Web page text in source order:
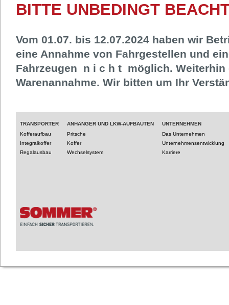
BITTE UNBEDINGT
Vom 01.07. bis 12.07.2024 haben wir
eine Annahme von Fahrgestellen und
Fahrzeugen n i c h t möglich. Weiterhin
Warenannahme. Wir bitten um Ihr
TRANSPORTER
Kofferaufbau
Integralkoffer
Regalausbau
ANHÄNGER UND LKW-AUFBAUTEN
Pritsche
Koffer
Wechselsystem
UNTERNEHMEN
Das Unternehmen
Unternehmensentwicklung
Karriere